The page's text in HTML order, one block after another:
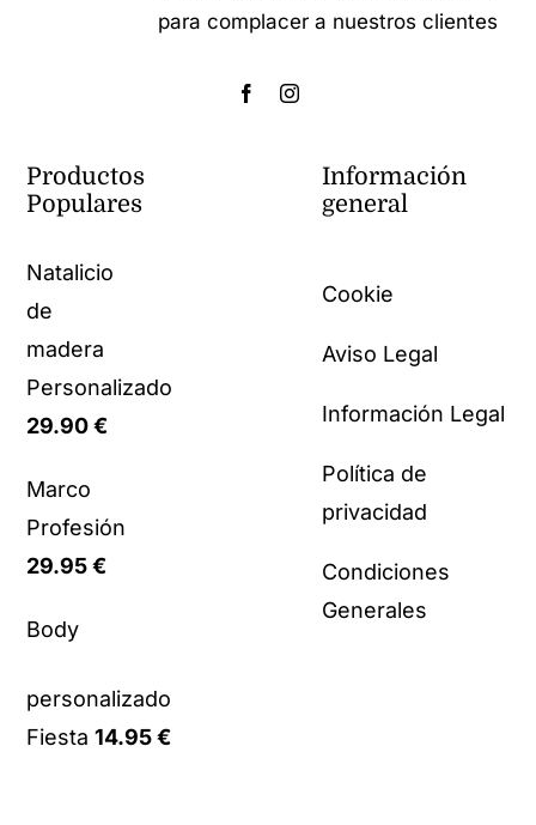
para complacer a nuestros clientes
Productos
Populares
Natalicio
de
madera
Personalizado
29.90€
Marco
Profesión
29.95€
Body
personalizado
Fiesta 14.95€
Información
general
Cookie
Aviso Legal
Información Legal
Política de
privacidad
Condiciones
Generales